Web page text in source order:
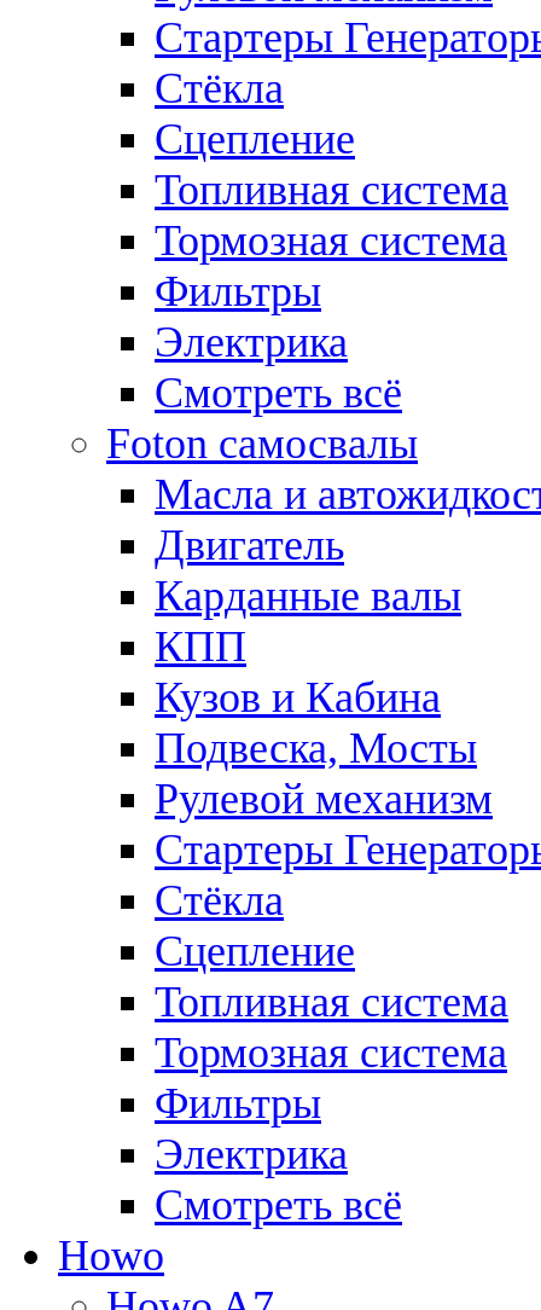
Стартеры
Стёкла
Сцепление
Топливная система
Тормозная система
Фильтры
Электрика
Смотреть всё
Foton самосвалы
Масла и
Двигатель
Карданные валы
КПП
Кузов и Кабина
Подвеска, Мосты
Рулевой механизм
Стартеры
Стёкла
Сцепление
Топливная система
Тормозная система
Фильтры
Электрика
Смотреть всё
Howo